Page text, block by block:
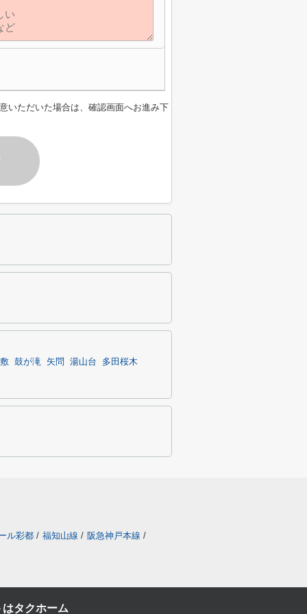
いただいた場合は、確認画面へお進み下
鼓が滝 矢問 湯山台 多田桜木
ル彩都 / 福知山線 / 阪急神戸本線 /
タクホーム